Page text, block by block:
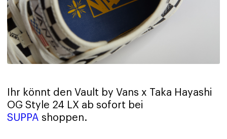
Ihr könnt den Vault by Vans x Taka Hayashi
OG Style 24 LX ab sofort bei
SUPPA shoppen.